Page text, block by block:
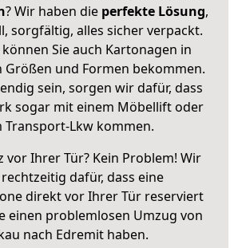
? Wir haben die perfekte Lösung,
sorgfältig, alles sicher verpackt.
Sie auch Kartonagen in
Größen und Formen bekommen.
sein, sorgen wir dafür, dass
sogar mit einem Möbellift oder
Transport-Lkw kommen.
vor Ihrer Tür? Kein Problem! Wir
dafür, dass eine
direkt vor Ihrer Tür reserviert
einen problemlosen Umzug von
nach Edremit haben.